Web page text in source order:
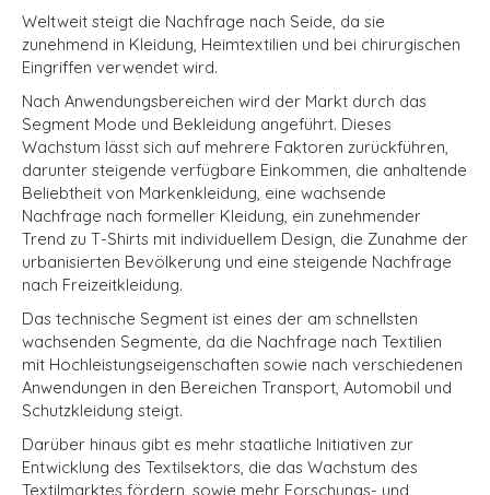
Weltweit steigt die Nachfrage nach Seide, da sie
zunehmend in Kleidung, Heimtextilien und bei chirurgischen
Eingriffen verwendet wird.
Nach Anwendungsbereichen wird der Markt durch das
Segment Mode und Bekleidung angeführt. Dieses
Wachstum lässt sich auf mehrere Faktoren zurückführen,
darunter steigende verfügbare Einkommen, die anhaltende
Beliebtheit von Markenkleidung, eine wachsende
Nachfrage nach formeller Kleidung, ein zunehmender
Trend zu T-Shirts mit individuellem Design, die Zunahme der
urbanisierten Bevölkerung und eine steigende Nachfrage
nach Freizeitkleidung.
Das technische Segment ist eines der am schnellsten
wachsenden Segmente, da die Nachfrage nach Textilien
mit Hochleistungseigenschaften sowie nach verschiedenen
Anwendungen in den Bereichen Transport, Automobil und
Schutzkleidung steigt.
Darüber hinaus gibt es mehr staatliche Initiativen zur
Entwicklung des Textilsektors, die das Wachstum des
Textilmarktes fördern, sowie mehr Forschungs- und